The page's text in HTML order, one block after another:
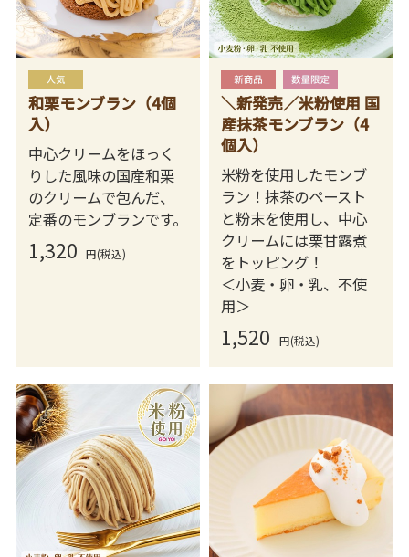
和栗モンブラン（4個
入）
中心クリームをほっく
りした風味の国産和栗
のクリームで包んだ、
定番のモンブランです。
1,320 円(税込)
＼新発売／米粉使用 国
産抹茶モンブラン（4
個入）
米粉を使用したモンブ
ラン！抹茶のペースト
と粉末を使用し、中心
クリームには栗甘露煮
をトッピング！
＜小麦・卵・乳、不使
用＞
1,520 円(税込)